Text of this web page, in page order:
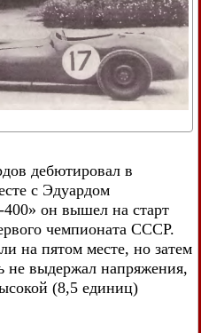
дебютировал в
с Эдуардом
он вышел на старт
чемпионата СССР.
на пятом месте, но затем
не выдержал напряжения,
(8,5 единиц)